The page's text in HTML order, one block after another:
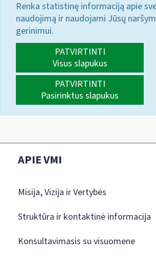
Renka statistinę informaciją apie
naudojimą ir naudojami Jūsų
gerinimui.
PATVIRTINTI
Visus slapukus
PATVIRTINTI
Pasirinktus slapukus
APIE VMI
Misija, Vizija ir Vertybės
Struktūra ir kontaktinė informacija
Konsultavimasis su visuomene